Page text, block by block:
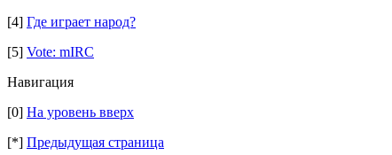
[4] Где играет народ?
[5] Vote: mIRC
Навигация
[0] На уровень вверх
[*] Предыдущая страница